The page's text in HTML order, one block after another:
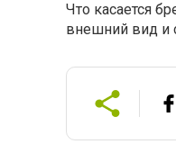
Что касается
внешний вид и